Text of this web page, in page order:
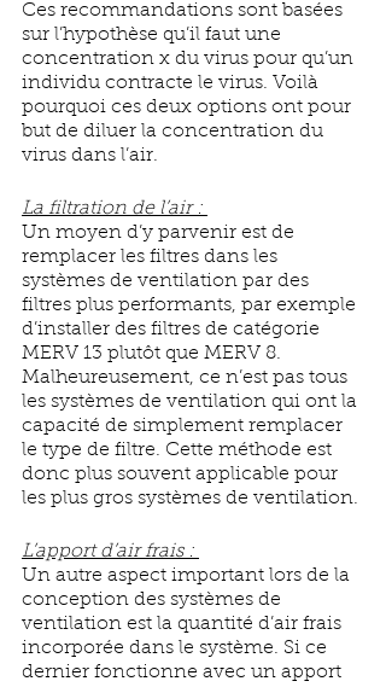
Ces recommandations sont basées
sur l’hypothèse qu’il faut une
concentration x du virus pour qu’un
individu contracte le virus. Voilà
pourquoi ces deux options ont pour
but de diluer la concentration du
virus dans l’air.
La filtration de l’air :
Un moyen d’y parvenir est de
remplacer les filtres dans les
systèmes de ventilation par des
filtres plus performants, par exemple
d’installer des filtres de catégorie
MERV 13 plutôt que MERV 8.
Malheureusement, ce n’est pas tous
les systèmes de ventilation qui ont la
capacité de simplement remplacer
le type de filtre. Cette méthode est
donc plus souvent applicable pour
les plus gros systèmes de ventilation.
L’apport d’air frais :
Un autre aspect important lors de la
conception des systèmes de
ventilation est la quantité d’air frais
incorporée dans le système. Si ce
dernier fonctionne avec un apport